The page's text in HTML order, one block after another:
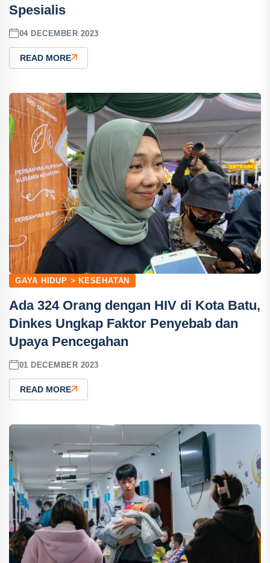
Spesialis
04 DECEMBER 2023
READ MORE
GAYA HIDUP > KESEHATAN
Ada 324 Orang dengan HIV di Kota Batu,
Dinkes Ungkap Faktor Penyebab dan
Upaya Pencegahan
01 DECEMBER 2023
READ MORE